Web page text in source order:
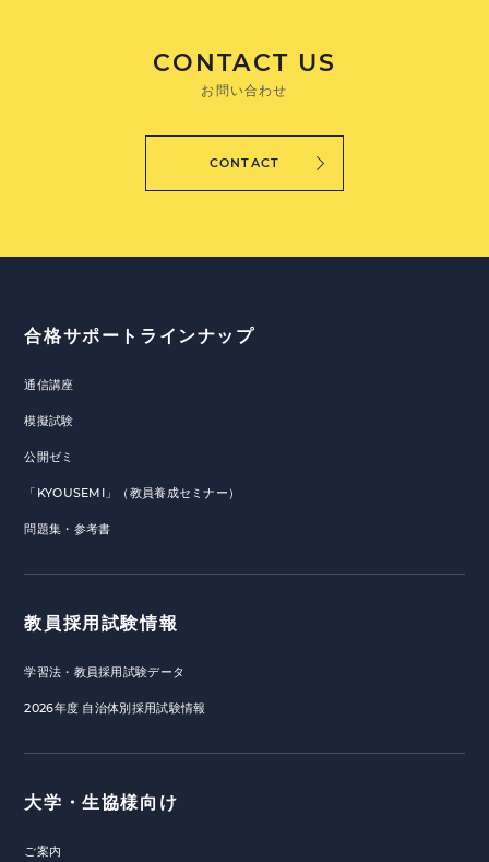
CONTACT US
お問い合わせ
CONTACT
合格サポートラインナップ
通信講座
模擬試験
公開ゼミ
「KYOUSEMI」（教員養成セミナー）
問題集・参考書
教員採用試験情報
学習法・教員採用試験データ
2026年度 自治体別採用試験情報
大学・生協様向け
ご案内